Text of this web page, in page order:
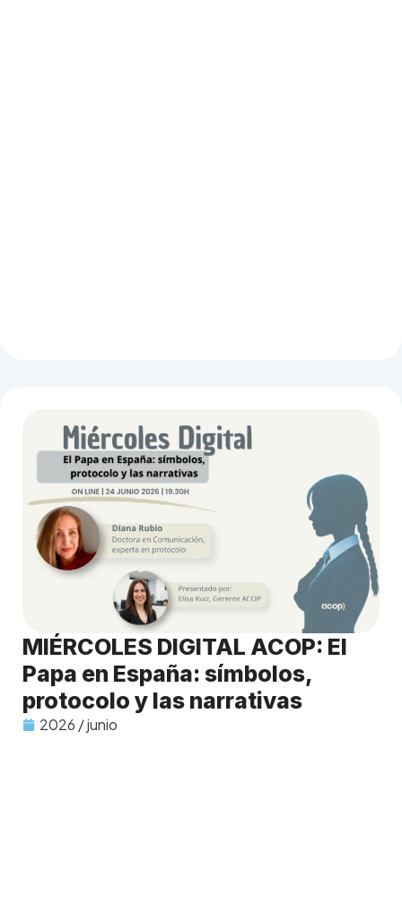
MIÉRCOLES DIGITAL ACOP: El
Papa en España: símbolos,
protocolo y las narrativas
2026 / junio